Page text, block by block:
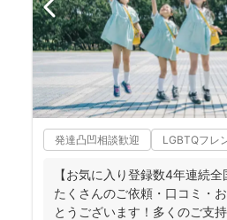
発達凸凹相談歓迎 LGBTQフレ
【お気に入り登録数4年連続
たくさんのご依頼・口コミ・
とうございます！多くのご支